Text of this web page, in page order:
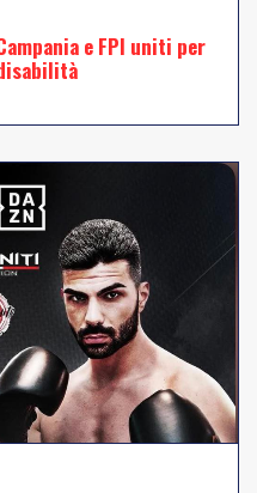
e FPI uniti per